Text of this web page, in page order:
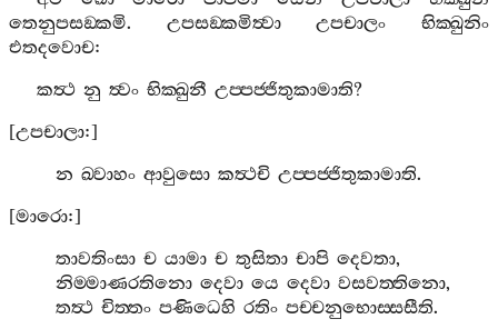
තෙනුපසඞ‍්කමි. උපසඞ‍්කමිත්‍වා උපචාලං
භික‍්ඛුනිං
එතදවොච:
කත්‍ථ නු ත්‍වං භික‍්ඛුනී උප‍්පජ‍්ජිතුකාමාති?
[උපචාලා:]
න ඛ‍්වාහං ආවුසො කත්‍ථචි උප‍්පජ‍්ජිතුකාමාති.
[මාරො:]
තාවතිංසා ච යාමා ච තුසිතා චාපි දෙවතා,
නිම‍්මාණරතිනො දෙවා යෙ දෙවා වසවත‍්තිනො,
තත්‍ථ චිත‍්තං පණිධෙහි රතිං පච‍්චනුභොස‍්සසීති.